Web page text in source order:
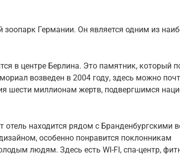
Германии. Он является одним из
в центре Берлина. Это памятник, который
возведен в 2004 году, здесь можно
шести миллионам жертв, подвергшимся
отель находится рядом с Бранденбургскими
особенно понравится поклонникам
людям. Здесь есть WI-FI, спа-центр,